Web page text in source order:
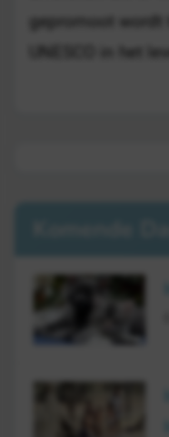
gepromoot wordt
UNESCO in het